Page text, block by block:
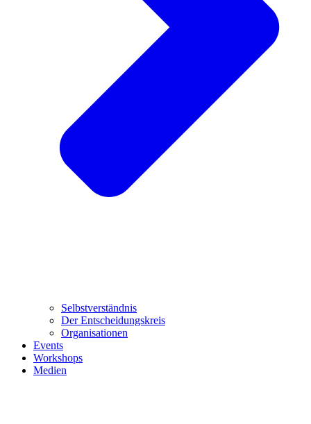
Selbstverständnis
Der Entscheidungskreis
Organisationen
Events
Workshops
Medien